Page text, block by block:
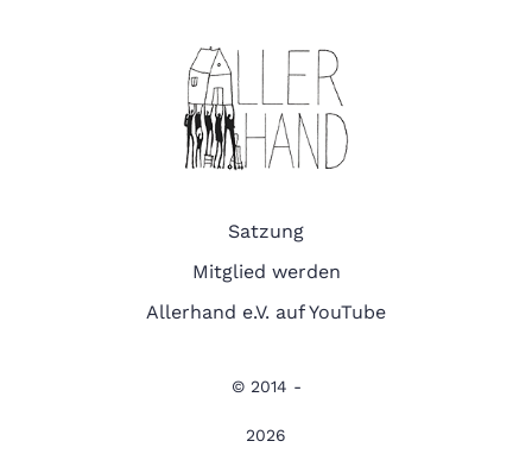
Satzung
Mitglied werden
Allerhand e.V. auf YouTube
© 2014 -
2026